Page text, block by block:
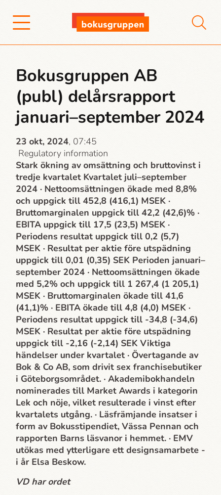
Bokusgruppen AB
(publ) delårsrapport
januari–september 2024
23 okt, 2024, 07:45
Regulatory information
Stark ökning av omsättning och bruttovinst i
tredje kvartalet Kvartalet juli–september
2024 · Nettoomsättningen ökade med 8,8%
och uppgick till 452,8 (416,1) MSEK ·
Bruttomarginalen uppgick till 42,2 (42,6)% ·
EBITA uppgick till 17,5 (23,5) MSEK ·
Periodens resultat uppgick till 0,2 (5,7)
MSEK · Resultat per aktie före utspädning
uppgick till 0,01 (0,35) SEK Perioden januari–
september 2024 · Nettoomsättningen ökade
med 5,2% och uppgick till 1 267,4 (1 205,1)
MSEK · Bruttomarginalen ökade till 41,6
(41,1)% · EBITA ökade till 4,8 (4,0) MSEK ·
Periodens resultat uppgick till -34,8 (-34,6)
MSEK · Resultat per aktie före utspädning
uppgick till -2,16 (-2,14) SEK Viktiga
händelser under kvartalet · Övertagande av
Bok & Co AB, som drivit sex franchisebutiker
i Göteborgsområdet. · Akademi­bokhandeln
nominerades till Market Awards i kategorin
Lek och nöje, vilket resulterade i vinst efter
kvartalets utgång. · Läsfrämjande insatser i
form av Bokusstipendiet, Vässa Pennan och
rapporten Barns läsvanor i hemmet. · EMV
utökas med ytterligare ett designsamarbete -
i år Elsa Beskow.
VD har ordet